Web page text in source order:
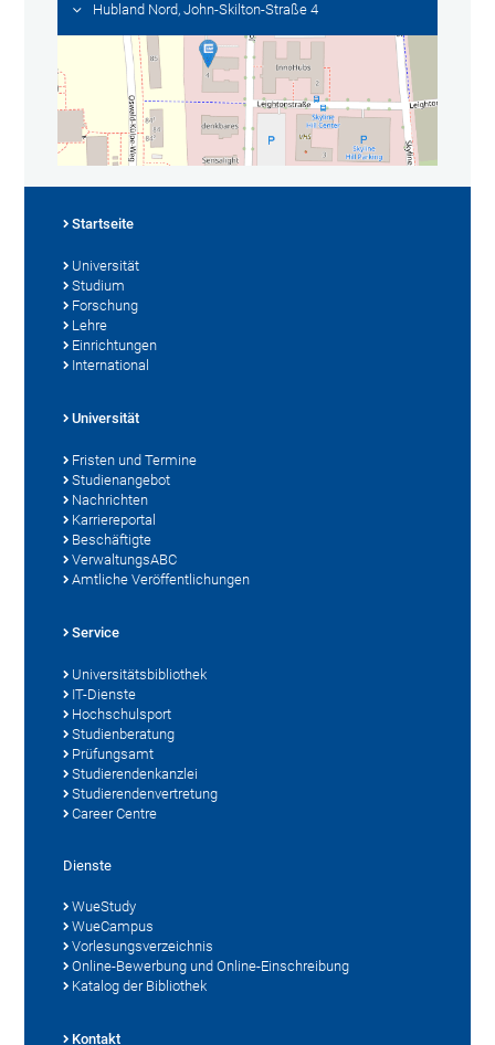
Hubland Nord, John-Skilton-Straße 4
Startseite
Universität
Studium
Forschung
Lehre
Einrichtungen
International
Universität
Fristen und Termine
Studienangebot
Nachrichten
Karriereportal
Beschäftigte
VerwaltungsABC
Amtliche Veröffentlichungen
Service
Universitätsbibliothek
IT-Dienste
Hochschulsport
Studienberatung
Prüfungsamt
Studierendenkanzlei
Studierendenvertretung
Career Centre
Dienste
WueStudy
WueCampus
Vorlesungsverzeichnis
Online-Bewerbung und Online-Einschreibung
Katalog der Bibliothek
Kontakt